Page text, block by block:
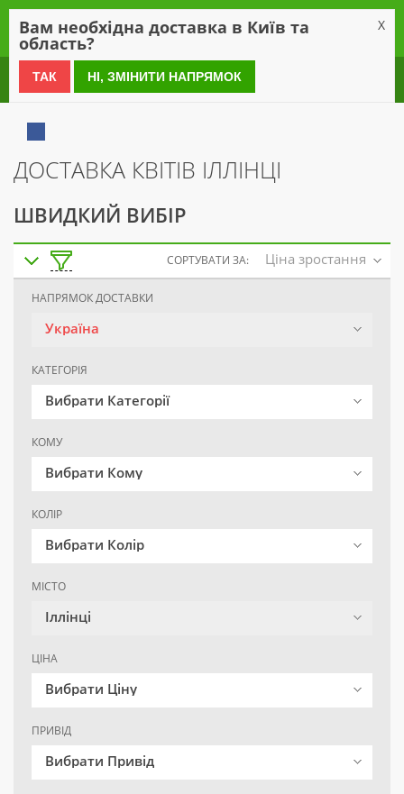
0 800 21 54 55
ДОСТАВКА КВІТІВ ІЛЛІНЦІ
ШВИДКИЙ ВИБІР
СОРТУВАТИ ЗА: Ціна зростання
НАПРЯМОК ДОСТАВКИ
Україна
КАТЕГОРІЯ
Вибрати Категорії
КОМУ
Вибрати Кому
КОЛІР
Вибрати Колір
МІСТО
Іллінці
ЦІНА
Вибрати Ціну
ПРИВІД
Вибрати Привід
Вам необхідна доставка в Київ та
область?
X
ТАК НІ, ЗМІНИТИ НАПРЯМОК